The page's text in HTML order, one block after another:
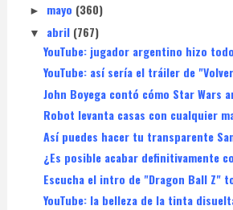
► mayo (360)
▼ abril (767)
YouTube: jugador argentino hizo
YouTube: así sería el tráiler de
John Boyega contó cómo Star Wars
Robot levanta casas con cualquier
Así puedes hacer tu transparente
¿Es posible acabar definitivamente
Escucha el intro de "Dragon Ball Z"
YouTube: la belleza de la tinta